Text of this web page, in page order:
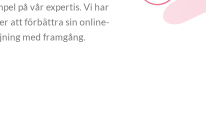
på vår expertis. Vi har
att förbättra sin online-
med framgång.